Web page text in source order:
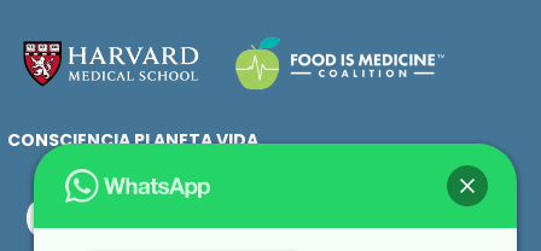
CONSCIENCIA PLANETA VIDA